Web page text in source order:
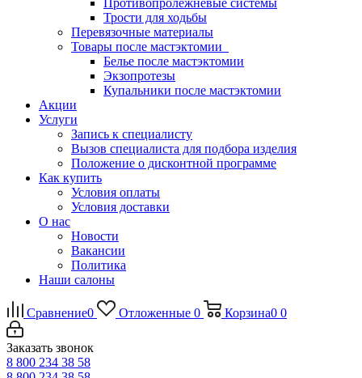
Противопролежневые системы
Трости для ходьбы
Перевязочные материалы
Товары после мастэктомии
Белье после мастэктомии
Экзопротезы
Купальники после мастэктомии
Акции
Услуги
Запись к специалисту
Вызов специалиста для подбора изделия
Положение о дисконтной программе
Как купить
Условия оплаты
Условия доставки
О нас
Новости
Вакансии
Политика
Наши салоны
Сравнение0 Отложенные 0 Корзина0 0
Заказать звонок
8 800 234 38 58